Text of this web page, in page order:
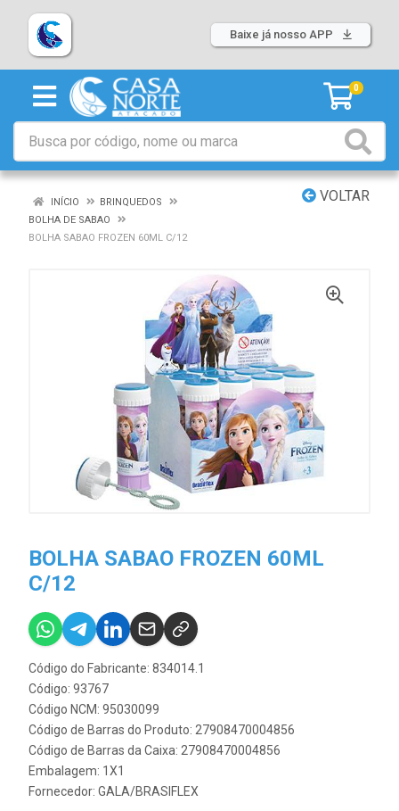
Baixe já nosso APP
0
VOLTAR
INÍCIO
BRINQUEDOS
BOLHA DE SABAO
BOLHA SABAO FROZEN 60ML C/12
BOLHA SABAO FROZEN 60ML
C/12
Código do Fabricante: 834014.1
Código: 93767
Código NCM: 95030099
Código de Barras do Produto: 27908470004856
Código de Barras da Caixa: 27908470004856
Embalagem: 1X1
Fornecedor: GALA/BRASIFLEX